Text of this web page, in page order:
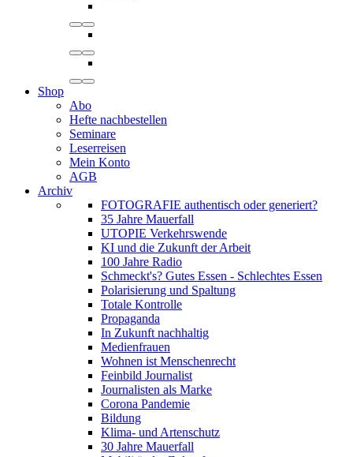
Shop
Abo
Hefte nachbestellen
Seminare
Leserreisen
Mein Konto
AGB
Archiv
FOTOGRAFIE authentisch oder generiert?
35 Jahre Mauerfall
UTOPIE Verkehrswende
KI und die Zukunft der Arbeit
100 Jahre Radio
Schmeckt's? Gutes Essen - Schlechtes Essen
Polarisierung und Spaltung
Totale Kontrolle
Propaganda
In Zukunft nachhaltig
Medienfrauen
Wohnen ist Menschenrecht
Feinbild Journalist
Journalisten als Marke
Corona Pandemie
Bildung
Klima- und Artenschutz
30 Jahre Mauerfall